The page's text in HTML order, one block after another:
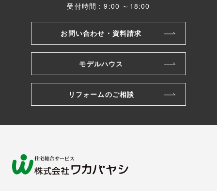
受付時間：9:00 ～18:00
お問い合わせ・資料請求
モデルハウス
リフォームのご相談